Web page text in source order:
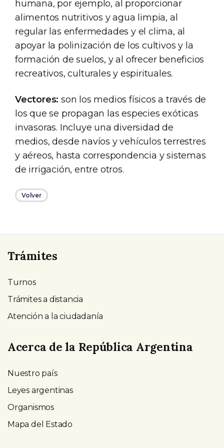
humana, por ejemplo, al proporcionar
alimentos nutritivos y agua limpia, al
regular las enfermedades y el clima, al
apoyar la polinización de los cultivos y la
formación de suelos, y al ofrecer beneficios
recreativos, culturales y espirituales.
Vectores: son los medios físicos a través de
los que se propagan las especies exóticas
invasoras. Incluye una diversidad de
medios, desde navíos y vehículos terrestres
y aéreos, hasta correspondencia y sistemas
de irrigación, entre otros.
Volver
Trámites
Turnos
Trámites a distancia
Atención a la ciudadanía
Acerca de la República Argentina
Nuestro país
Leyes argentinas
Organismos
Mapa del Estado